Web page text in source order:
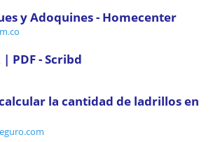
y Adoquines - Homecenter
PDF - Scribd
la cantidad de ladrillos en